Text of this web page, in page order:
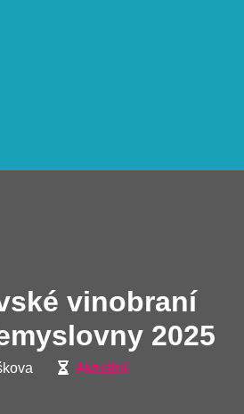
vinobraní
2025
Aktuální